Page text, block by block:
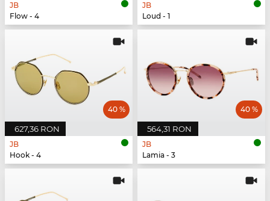
JB
Flow - 4
JB
Loud - 1
627,36 RON
40 %
JB
Hook - 4
564,31 RON
40 %
JB
Lamia - 3